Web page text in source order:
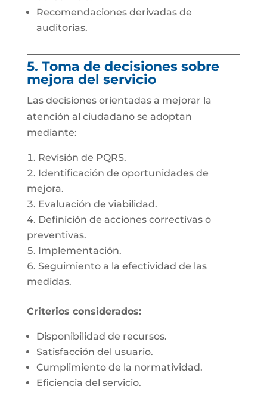
Recomendaciones derivadas de
auditorías.
5. Toma de decisiones sobre
mejora del servicio
Las decisiones orientadas a mejorar la
atención al ciudadano se adoptan
mediante:
Revisión de PQRS.
Identificación de oportunidades de
mejora.
Evaluación de viabilidad.
Definición de acciones correctivas o
preventivas.
Implementación.
Seguimiento a la efectividad de las
medidas.
Criterios considerados:
Disponibilidad de recursos.
Satisfacción del usuario.
Cumplimiento de la normatividad.
Eficiencia del servicio.